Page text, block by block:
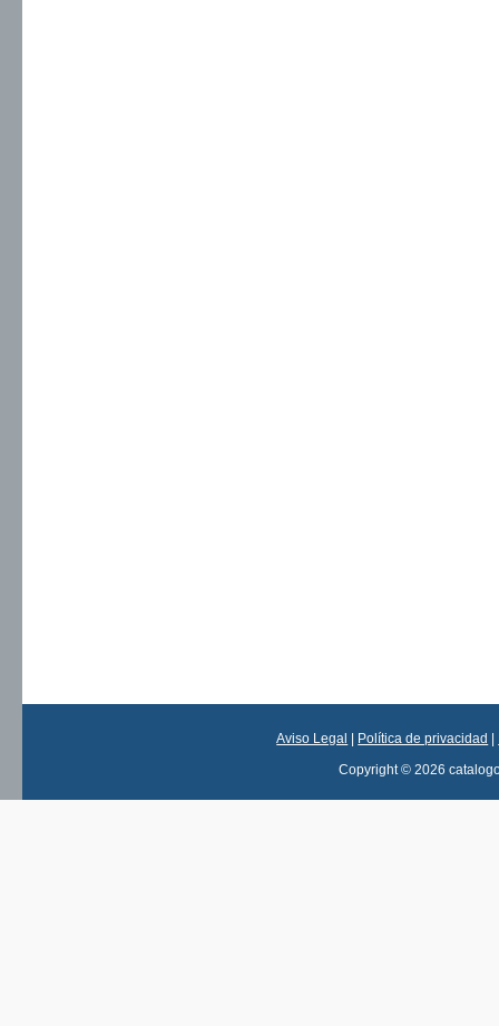
Aviso Legal | Política de privacidad |
Copyright © 2026